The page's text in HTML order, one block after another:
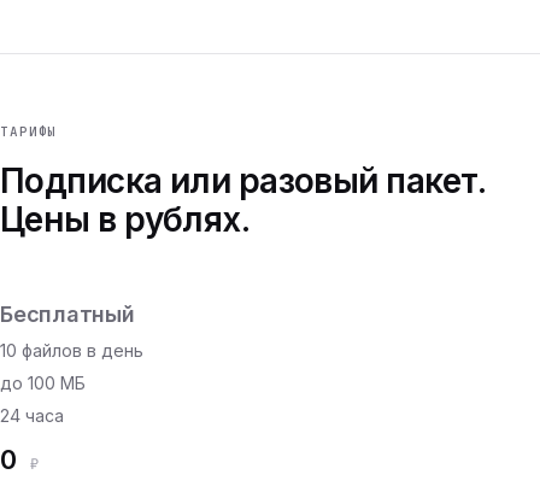
ТАРИФЫ
Подписка или разовый пакет.
Цены в рублях.
Бесплатный
10 файлов в день
до 100 МБ
24 часа
0 ₽